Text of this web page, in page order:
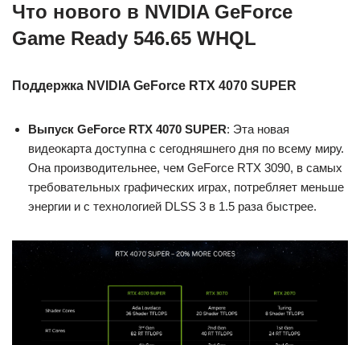
Что нового в NVIDIA GeForce
Game Ready 546.65 WHQL
Поддержка NVIDIA GeForce RTX 4070 SUPER
Выпуск GeForce RTX 4070 SUPER: Эта новая
видеокарта доступна с сегодняшнего дня по всему миру.
Она производительнее, чем GeForce RTX 3090, в самых
требовательных графических играх, потребляет меньше
энергии и с технологией DLSS 3 в 1.5 раза быстрее.